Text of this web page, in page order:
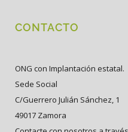
CONTACTO
ONG con Implantación estatal.
Sede Social
C/Guerrero Julián Sánchez, 1
49017 Zamora